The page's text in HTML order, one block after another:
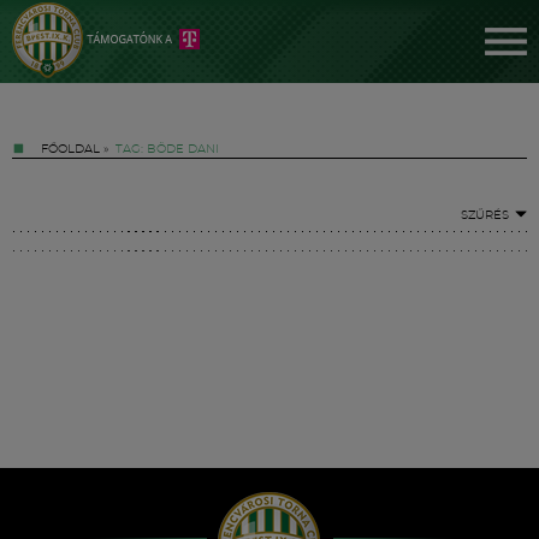
FŐOLDAL » TAG: BÖDE DANI
SZŰRÉS
Hírek